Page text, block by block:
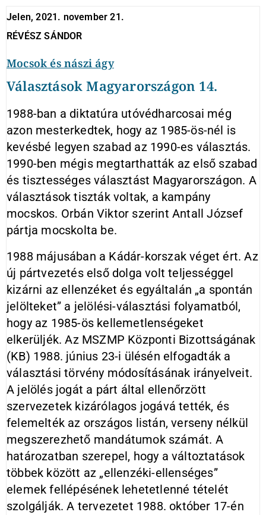
Jelen, 2021. november 21.
RÉVÉSZ SÁNDOR
Mocsok és nászi ágy
Választások Magyarországon 14.
1988-ban a diktatúra utóvédharcosai még
azon mesterkedtek, hogy az 1985-ös-nél is
kevésbé legyen szabad az 1990-es választás.
1990-ben mégis megtarthatták az első szabad
és tisztességes választást Magyarországon. A
választások tiszták voltak, a kampány
mocskos. Orbán Viktor szerint Antall József
pártja mocskolta be.
1988 májusában a Kádár-korszak véget ért. Az
új pártvezetés első dolga volt teljességgel
kizárni az ellenzéket és egyáltalán „a spontán
jelölteket” a jelölési-választási folyamatból,
hogy az 1985-ös kellemetlenségeket
elkerüljék. Az MSZMP Központi Bizottságának
(KB) 1988. június 23-i ülésén elfogadták a
választási törvény módosításának irányelveit.
A jelölés jogát a párt által ellenőrzött
szervezetek kizárólagos jogává tették, és
felemelték az országos listán, verseny nélkül
megszerezhető mandátumok számát. A
határozatban szerepel, hogy a változtatások
többek között az „ellenzéki-ellenséges”
elemek fellépésének lehetetlenné tételét
szolgálják. A tervezetet 1988. október 17-én